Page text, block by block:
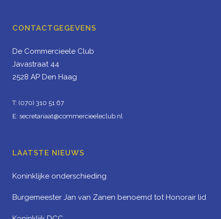
CONTACTGEGEVENS
De Commercieele Club
Javastraat 44
2528 AP Den Haag
T: (070) 310 51 67
E: secretariaat@commercieeleclub.nl
LAATSTE NIEUWS
Koninklijke onderschieding
Burgemeester Jan van Zanen benoemd tot Honorair lid